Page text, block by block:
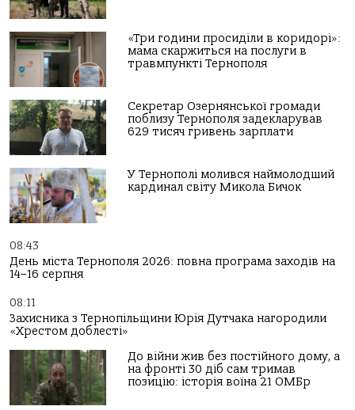
«Три години просиділи в коридорі»:
мама скаржиться на послуги в
травмпункті Тернополя
Секретар Озернянської громади
поблизу Тернополя задекларував
629 тисяч гривень зарплати
У Тернополі молився наймолодший
кардинал світу Микола Бичок
08:43
День міста Тернополя 2026: повна програма заходів на
14–16 серпня
08:11
Захисника з Тернопільщини Юрія Дутчака нагородили
«Хрестом доблесті»
До війни жив без постійного дому, а
на фронті 30 діб сам тримав
позицію: історія воїна 21 ОМБр